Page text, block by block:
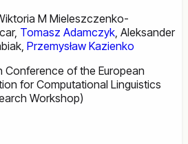
M Mieleszczenko-
, Tomasz Adamczyk Aleksander
Przemysław Kazienko
Conference of the European
for Computational Linguistics
Workshop)